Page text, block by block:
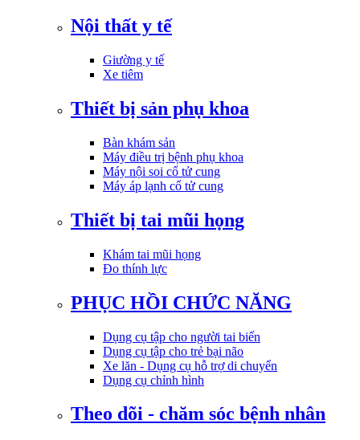
Nội thất y tế
Giường y tế
Xe tiêm
Thiết bị sản phụ khoa
Bàn khám sản
Máy điều trị bệnh phụ khoa
Máy nội soi cổ tử cung
Máy áp lạnh cổ tử cung
Thiết bị tai mũi họng
Khám tai mũi họng
Đo thính lực
PHỤC HỒI CHỨC NĂNG
Dụng cụ tập cho người tai biến
Dụng cụ tập cho trẻ bại não
Xe lăn - Dụng cụ hỗ trợ di chuyển
Dụng cụ chỉnh hình
Theo dõi - chăm sóc bệnh nhân